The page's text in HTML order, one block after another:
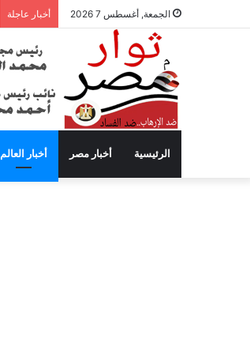
الجمعة, أغسطس 7 2026 أخبار عاجلة
الرئيسية أخبار مصر أخبار العالم